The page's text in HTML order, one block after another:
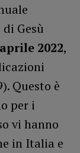
Gesù
2022,
Questo è
per i
vi hanno
in Italia e